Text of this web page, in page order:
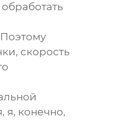
скорость
я, конечно,